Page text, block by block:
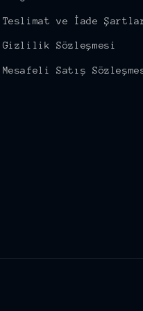
Teslimat ve İade
Gizlilik Sözleşmesi
Mesafeli Satış